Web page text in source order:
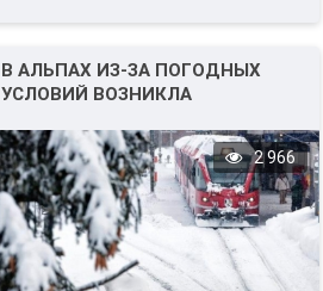
В АЛЬПАХ ИЗ-ЗА ПОГОДНЫХ
УСЛОВИЙ ВОЗНИКЛА
2 966